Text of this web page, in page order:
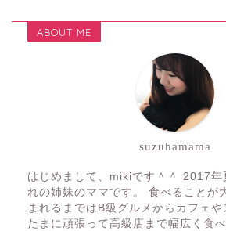
ABOUT ME
suzuhamama
はじめまして、mikiです＾＾ 2017年
れの姉妹のママです。 食べることが
まれるまではB級グルメからカフェや
たまに頑張って高級店まで幅広く食